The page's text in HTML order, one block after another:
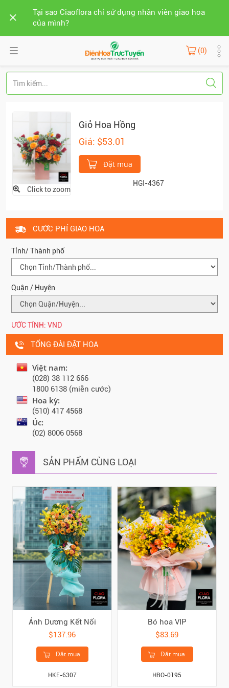
Tại sao Ciaoflora chỉ sử dụng nhân viên giao hoa
của mình?
(0)
Click to zoom
Giỏ Hoa Hồng
Giá: $53.01
Đặt mua
HGI-4367
CƯỚC PHÍ GIAO HOA
Tỉnh/ Thành phố
Quận / Huyện
ƯỚC TÍNH: VND
TỔNG ĐÀI ĐẶT HOA
Việt nam:
(028) 38 112 666
1800 6138 (miễn cước)
Hoa kỳ:
(510) 417 4568
Úc:
(02) 8006 0568
SẢN PHẨM CÙNG LOẠI
Ánh Dương Kết Nối
$137.96
Đặt mua
HKE-6307
Bó hoa VIP
$83.69
Đặt mua
HBO-0195